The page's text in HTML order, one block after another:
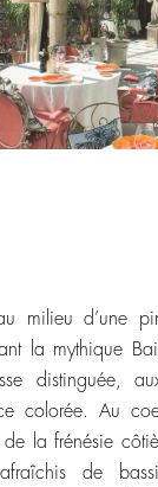
milieu d’une
la mythique
distinguée,
colorée. Au
de la frénésie
de